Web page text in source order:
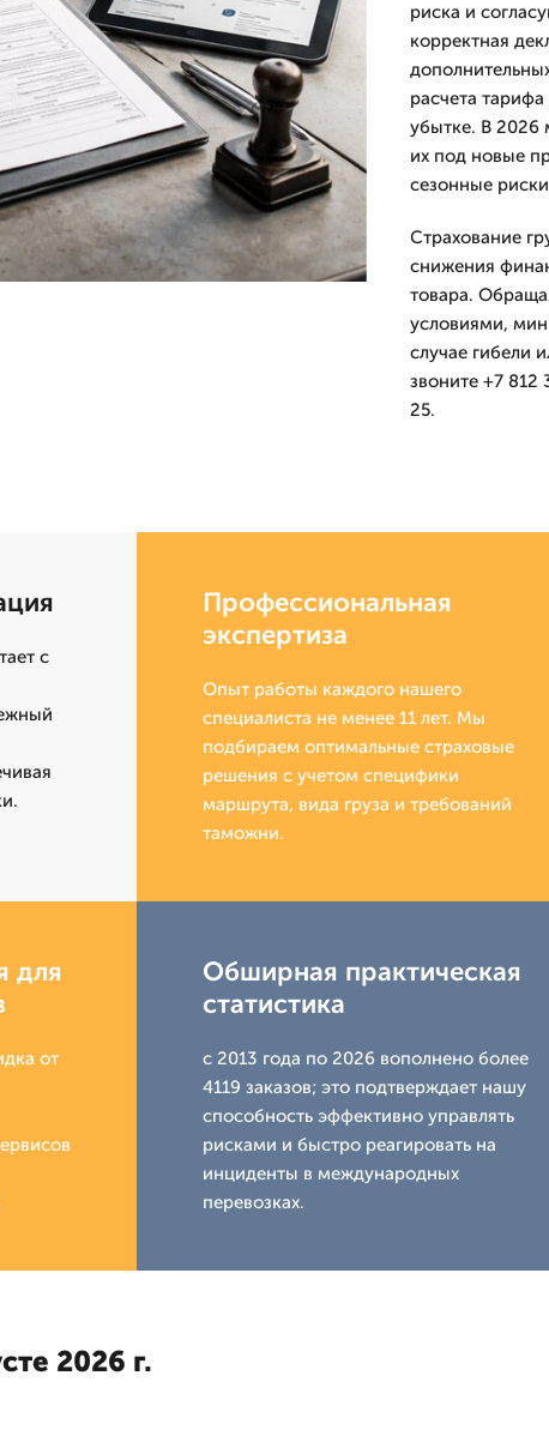
риска и
корректная
расчета
убытке. В 2026
их под новые
сезонные
Страхование
снижения
товара.
условиями,
случае гибели
звоните +7 812
25.
с
Профессиональная
экспертиза
Опыт работы каждого нашего
специалиста не менее 11 лет. Мы
подбираем оптимальные страховые
решения с учетом специфики
маршрута, вида груза и требований
таможни.
для
от
Обширная практическая
статистика
с 2013 года по 2026 вополнено более
4119 заказов; это подтверждает нашу
способность эффективно управлять
рисками и быстро реагировать на
инциденты в международных
перевозках.
2026 г.